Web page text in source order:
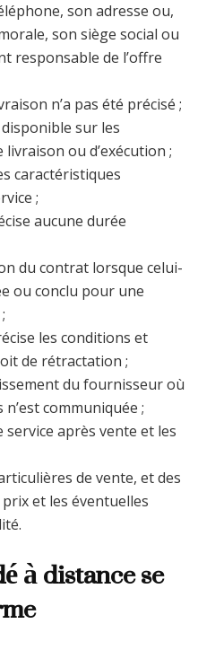
son adresse ou,
son siège social ou
responsable de l’offre
n’a pas été précisé ;
sur les
ou d’exécution ;
caractéristiques
;
aucune durée
du contrat lorsque celui-
ou conclu pour une
les conditions et
de rétractation ;
du fournisseur où
communiquée ;
après vente et les
de vente, et des
et les éventuelles
à distance se